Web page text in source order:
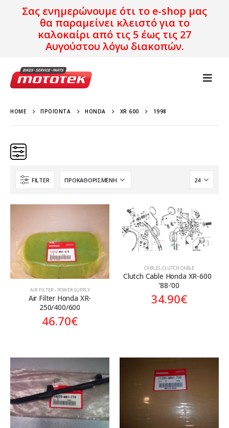
Σας ενημερώνουμε ότι το e-shop μας
θα παραμείνει κλειστό για το
καλοκαίρι από τις 5 έως τις 27
Αυγούστου λόγω διακοπών.
HOME ΠΡΟΪΌΝΤΑ HONDA XR 600 1998
Κατηγορίες
Aftermarket Aftermarket
Genuine
Γνήσιο
Γνήσιο
FILTER
AIR FILTER - POWER SUPPLY
Air Filter Honda XR-
250/400/600
46.70€
CABLES,CLUTCH CABLE
Clutch Cable Honda XR-600
’88-’00
34.90€